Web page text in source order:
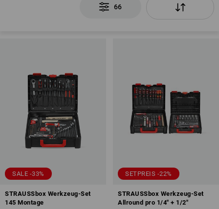
66
SALE -33%
STRAUSSbox Werkzeug-Set
145 Montage
SETPREIS -22%
STRAUSSbox Werkzeug-Set
Allround pro 1/4" + 1/2"